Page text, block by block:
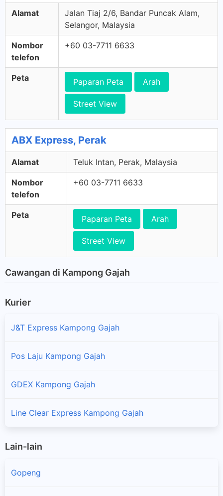
Alamat
Jalan Tiaj 2/6, Bandar Puncak Alam,
Selangor, Malaysia
Nombor
telefon
+60 03-7711 6633
Peta Paparan Peta Arah
Street View
ABX Express, Perak
Alamat Teluk Intan, Perak, Malaysia
Nombor
telefon
+60 03-7711 6633
Peta Paparan Peta Arah
Street View
Cawangan di Kampong Gajah
Kurier
J&T Express Kampong Gajah
Pos Laju Kampong Gajah
GDEX Kampong Gajah
Line Clear Express Kampong Gajah
Lain-lain
Gopeng